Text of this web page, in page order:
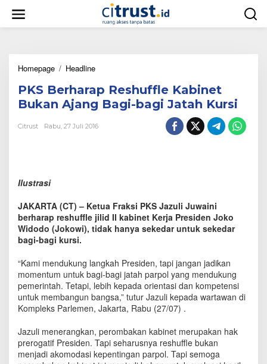
w
Homepage / Headline
S
B
e
r
h
s
h
u
e
K
a
b
i
n
t
B
u
PKS Berharap Reshuffle Kabinet
Bukan Ajang Bagi-bagi Jatah Kursi
Citrust Rabu, 27 Juli 2016
Ilustrasi
JAKARTA (CT) – Ketua Fraksi PKS Jazuli Juwaini
berharap reshuffle jilid II kabinet Kerja Presiden Joko
Widodo (Jokowi), tidak hanya sekedar untuk sekedar
bagi-bagi kursi.
“Kami mendukung langkah Presiden, tapi jangan jadikan
momentum untuk bagi-bagi jatah parpol yang mendukung
pemerintah. Tetapi, lebih kepada orientasi dan kompetensi
untuk membangun bangsa,” tutur Jazuli kepada wartawan di
Kompleks Parlemen, Jakarta, Rabu (27/07) .
Jazuli menerangkan, perombakan kabinet merupakan hak
prerogatif Presiden. Tapi seharusnya reshuffle bukan
menjadi akomodasi kepentingan parpol. Tapi semoga